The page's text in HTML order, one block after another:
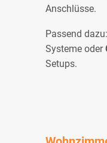
Anschlüsse.
Passend dazu:
Systeme oder
Setups.